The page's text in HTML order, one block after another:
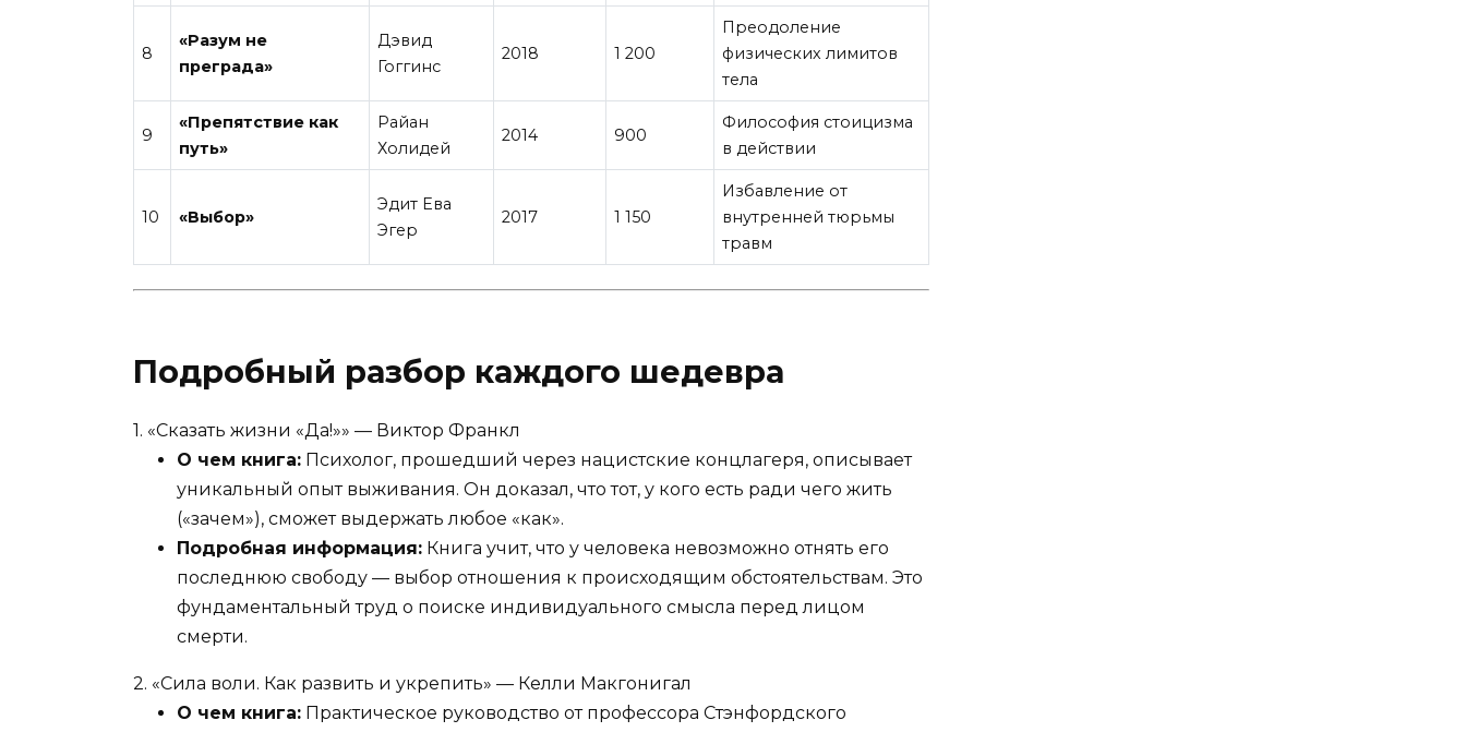
8
«Разум не
преграда»
Дэвид
Гоггинс
2018 1 200
Преодоление
физических лимитов
тела
9
«Препятствие как
путь»
Райан
Холидей
2014 900
Философия стоицизма
в действии
10 «Выбор»
Эдит Ева
Эгер
2017 1 150
Избавление от
внутренней тюрьмы
травм
Подробный разбор каждого шедевра
1. «Сказать жизни «Да!»» — Виктор Франкл
О чем книга: Психолог, прошедший через нацистские концлагеря, описывает
уникальный опыт выживания. Он доказал, что тот, у кого есть ради чего жить
(«зачем»), сможет выдержать любое «как».
Подробная информация: Книга учит, что у человека невозможно отнять его
последнюю свободу — выбор отношения к происходящим обстоятельствам. Это
фундаментальный труд о поиске индивидуального смысла перед лицом
смерти.
2. «Сила воли. Как развить и укрепить» — Келли Макгонигал
О чем книга: Практическое руководство от профессора Стэнфордского